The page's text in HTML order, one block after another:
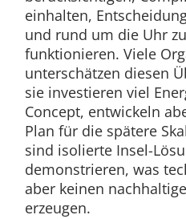
einhalten,
und rund um die Uhr
funktionieren. Viele
unterschätzen diesen
sie investieren viel
Concept, entwickeln
Plan für die spätere
sind isolierte Insel-
demonstrieren, was
aber keinen
erzeugen.